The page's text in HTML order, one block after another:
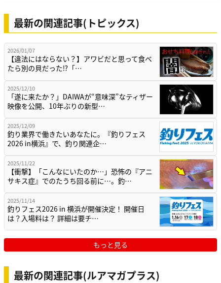
最新の関連記事(トピックス)
2026/01/07
【違法にはならない？】アワビだと思って食べ
たら別の貝だった⁉「…
2025/12/10
「遂に来たか？」DAIWAが“意味深”なティザー
映像を公開、10年ぶりの新型…
2025/12/09
釣り業界で働きたいあなたに。『釣りフェス
2026 in横浜』で、釣り関連企…
2025/11/22
【衝撃】「こんなにいたのか…」恐怖の『アニ
サキス症』でのたうち回る前に…。釣…
2025/11/14
釣りフェス2026 in 横浜が開催決定！ 開催日
は？入場料は？ 詳細は要チ…
もっと見る
最新の関連記事(ルアマガプラス)